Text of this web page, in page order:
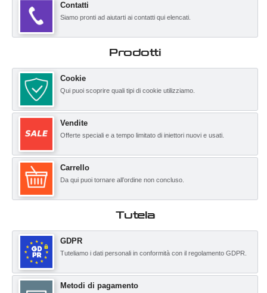
Contatti
Siamo pronti ad aiutarti ai contatti qui elencati.
Prodotti
Cookie
Qui puoi scoprire quali tipi di cookie utilizziamo.
Vendite
Offerte speciali e a tempo limitato di iniettori nuovi e usati.
Carrello
Da qui puoi tornare all’ordine non concluso.
Tutela
GDPR
Tuteliamo i dati personali in conformità con il regolamento GDPR.
Metodi di pagamento